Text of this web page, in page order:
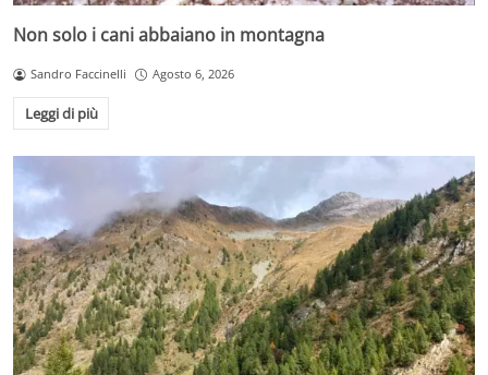
Non solo i cani abbaiano in montagna
Sandro Faccinelli Agosto 6, 2026
Leggi di più